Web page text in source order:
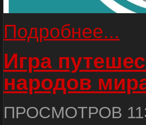
Подробнее...
Игра
народов
ПРОСМОТРОВ